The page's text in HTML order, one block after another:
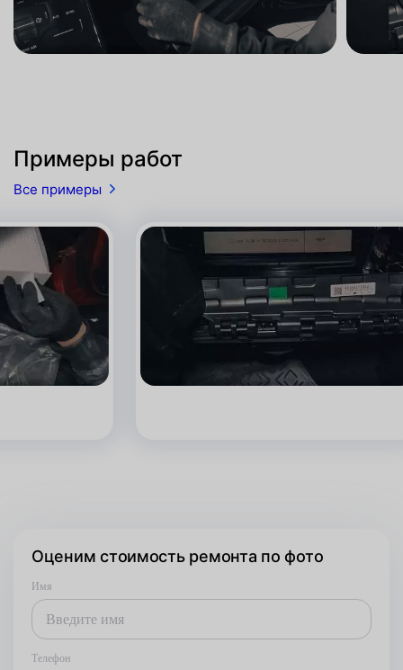
Примеры работ
Все примеры
Оценим стоимость ремонта по фото
Имя
Телефон